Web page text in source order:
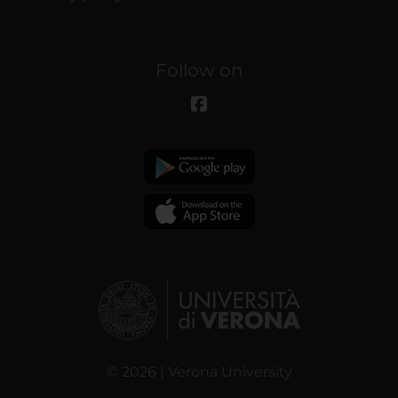
Follow on
© 2026 | Verona University